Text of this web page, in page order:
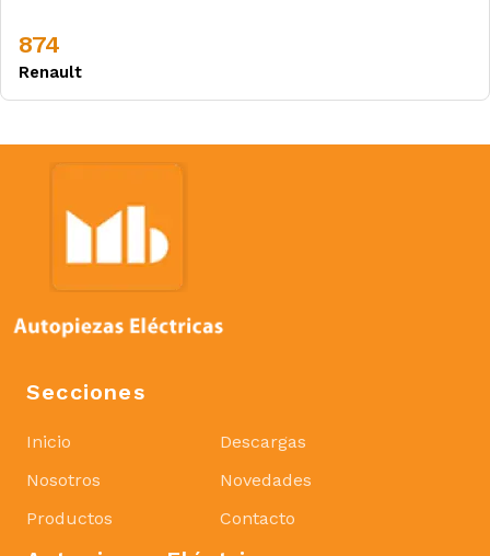
874
Renault
Secciones
Inicio
Nosotros
Productos
Descargas
Novedades
Contacto